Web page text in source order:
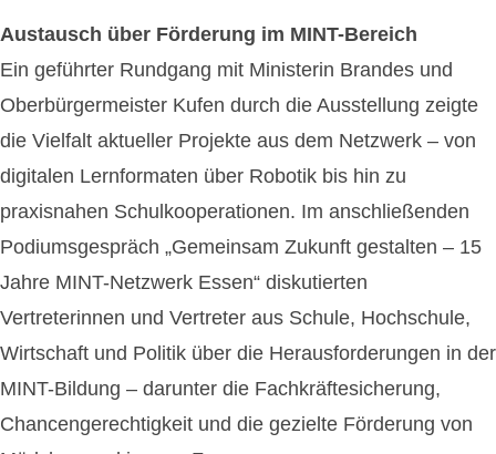
Austausch über Förderung im MINT-Bereich
Ein geführter Rundgang mit Ministerin Brandes und
Oberbürgermeister Kufen durch die Ausstellung zeigte
die Vielfalt aktueller Projekte aus dem Netzwerk – von
digitalen Lernformaten über Robotik bis hin zu
praxisnahen Schulkooperationen. Im anschließenden
Podiumsgespräch „Gemeinsam Zukunft gestalten – 15
Jahre MINT-Netzwerk Essen“ diskutierten
Vertreterinnen und Vertreter aus Schule, Hochschule,
Wirtschaft und Politik über die Herausforderungen in der
MINT-Bildung – darunter die Fachkräftesicherung,
Chancengerechtigkeit und die gezielte Förderung von